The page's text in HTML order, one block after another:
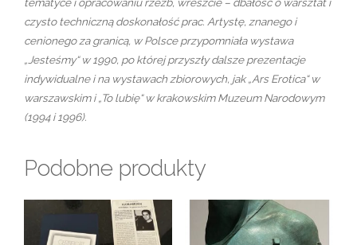
tematyce i opracowaniu rzeźb, wreszcie – dbałość o warsztat i
czysto techniczną doskonałość prac. Artystę, znanego i
cenionego za granicą, w Polsce przypomniała wystawa
„Jesteśmy“ w 1990, po której przyszły dalsze prezentacje
indywidualne i na wystawach zbiorowych, jak „Ars Erotica“ w
warszawskim i „To lubię“ w krakowskim Muzeum Narodowym
(1994 i 1996).
Podobne produkty